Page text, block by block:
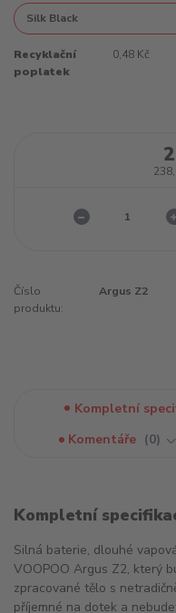
Recyklační
poplatek
0,48 Kč
Číslo
produktu:
Argus Z2
Kompletní
Komentáře
0
Kompletní
Silná baterie, dlouhé
VOOPOO Argus Z2, který
zpracované tělo s
příjemné na dotek a